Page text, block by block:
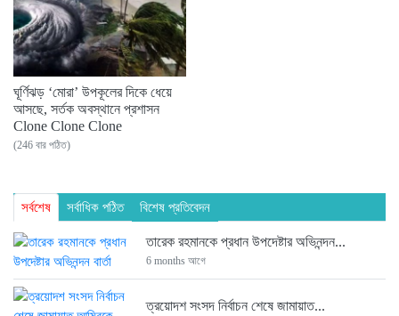
ঘূর্ণিঝড় ‘মোরা’ উপকূলের দিকে ধেয়ে
আসছে, সর্তক অবস্থানে প্রশাসন
Clone Clone Clone
(246 বার পঠিত)
সর্বশেষ সর্বাধিক পঠিত বিশেষ প্রতিবেদন
তারেক রহমানকে প্রধান উপদেষ্টার অভিনন্দন...
6 months আগে
ত্রয়োদশ সংসদ নির্বাচন শেষে জামায়াত...